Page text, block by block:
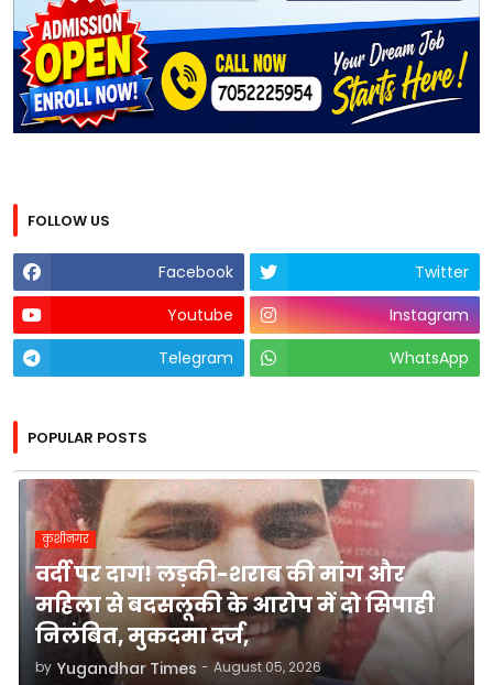
FOLLOW US
Facebook
Twitter
Youtube
Instagram
Telegram
WhatsApp
POPULAR POSTS
कुशीनगर
वर्दी पर दाग! लड़की-शराब की मांग और
महिला से बदसलूकी के आरोप में दो सिपाही
निलंबित, मुकदमा दर्ज,
by Yugandhar Times - August 05, 2026